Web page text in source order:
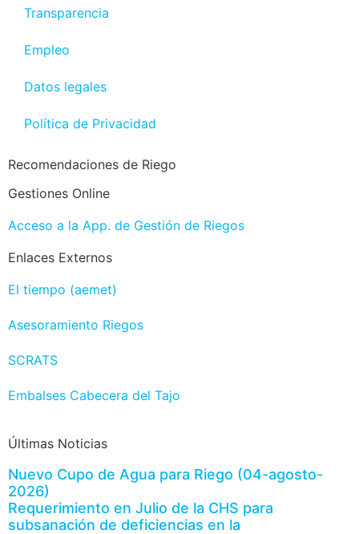
Transparencia
Empleo
Datos legales
Política de Privacidad
Recomendaciones de Riego
Gestiones Online
Acceso a la App. de Gestión de Riegos
Enlaces Externos
El tiempo (aemet)
Asesoramiento Riegos
SCRATS
Embalses Cabecera del Tajo
Últimas Noticias
Nuevo Cupo de Agua para Riego (04-agosto-
2026)
Requerimiento en Julio de la CHS para
subsanación de deficiencias en la